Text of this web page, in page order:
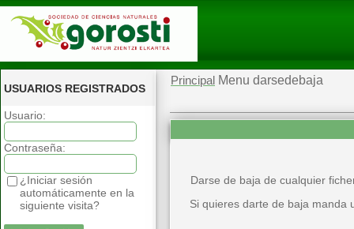
USUARIOS REGISTRADOS
Usuario:
Contraseña:
¿Iniciar sesión
automáticamente en la
siguiente visita?
Principal Menu darsedebaja
Darse de baja de cualquier
Si quieres darte de baja manda